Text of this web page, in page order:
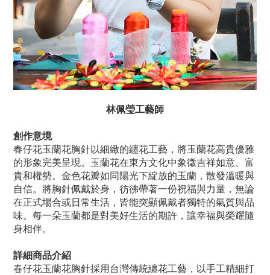
林佩瑩工藝師
創作意境
春仔花玉蘭花胸針以細緻的纏花工藝，將玉蘭花高貴優雅
的形象完美呈現。玉蘭花在東方文化中象徵吉祥如意、富
貴和權勢。金色花瓣如同陽光下綻放的玉蘭，散發溫暖與
自信。將胸針佩戴於身，彷彿帶著一份祝福與力量，無論
在正式場合或日常生活，皆能突顯佩戴者獨特的氣質與品
味。每一朵玉蘭都是對美好生活的期許，讓幸福與榮耀隨
身相伴。
詳細商品介紹
春仔花玉蘭花胸針採用台灣傳統纏花工藝，以手工精細打